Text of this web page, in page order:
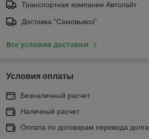
Транспортная компания Автолайт
Доставка "Самовывоз"
Все условия доставки
Условия оплаты
Безналичный расчет
Наличный расчет
Оплата по договорам перевода долга